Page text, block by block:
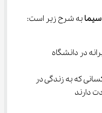
به شرح زیر است:
در دانشگاه
که به زندگی در
دارند